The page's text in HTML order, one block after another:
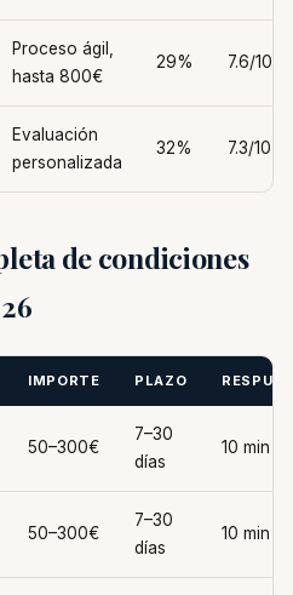
Proceso ágil,
hasta 800€
29% 7.6/10
Evaluación
personalizada
32% 7.3/10
de condiciones
IMPORTE PLAZO
50–300€
7–30
días
10 min
50–300€
7–30
días
10 min